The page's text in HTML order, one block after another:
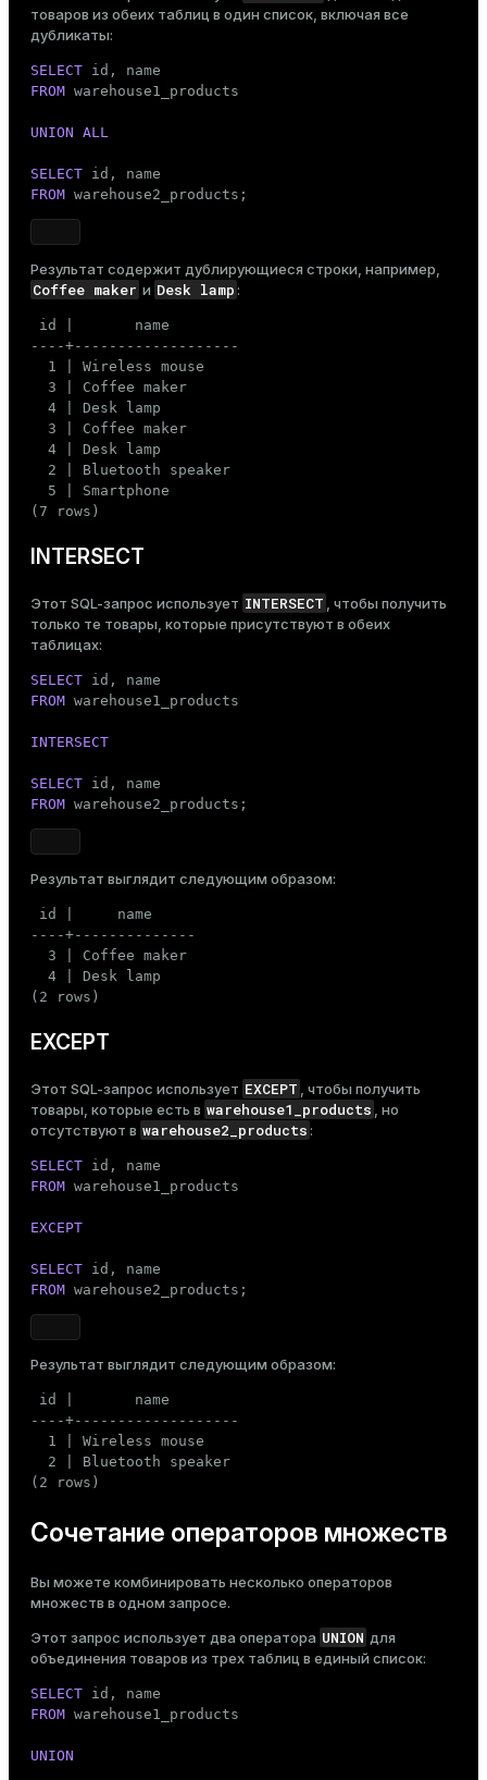
       (
2, 'Bluetooth speaker', 'Electronics'
       (
       (
4, 'Desk lamp'
VALUES
       (
5, 'Smartphone'
       (
       (
5, 'Smartphone', 'Electronics'),
       (
6, 'Wireless headphones'
товаров из обеих таблиц в один список, включая все
дубликаты:
SELECT
FROM warehouse1_products
UNION ALL
SELECT
FROM warehouse2_products;
Результат содержит дублирующиеся строки, например,
Coffee maker и Desk lamp:
id |       name
----+-------------------
  1 | Wireless mouse
  3 | Coffee maker
  4 | Desk lamp
  3 | Coffee maker
  4 | Desk lamp
  2 | Bluetooth speaker
  5 | Smartphone
(7 rows)
INTERSECT
Этот SQL-запрос использует INTERSECT , чтобы получить
только те товары, которые присутствуют в обеих
таблицах:
SELECT
FROM warehouse1_products
INTERSECT
SELECT
FROM warehouse2_products;
Результат выглядит следующим образом:
id |     name
----+--------------
  3 | Coffee maker
  4 | Desk lamp
(2 rows)
EXCEPT
Этот SQL-запрос использует EXCEPT , чтобы получить
товары, которые есть в warehouse1_products , но
отсутствуют в warehouse2_products:
SELECT
FROM warehouse1_products
EXCEPT
SELECT
FROM warehouse2_products;
Результат выглядит следующим образом:
id |       name
----+-------------------
  1 | Wireless mouse
  2 | Bluetooth speaker
(2 rows)
Сочетание операторов множеств
Вы можете комбинировать несколько операторов
множеств в одном запросе.
Этот запрос использует два оператора UNION для
объединения товаров из трех таблиц в единый список:
SELECT
FROM warehouse1_products
UNION